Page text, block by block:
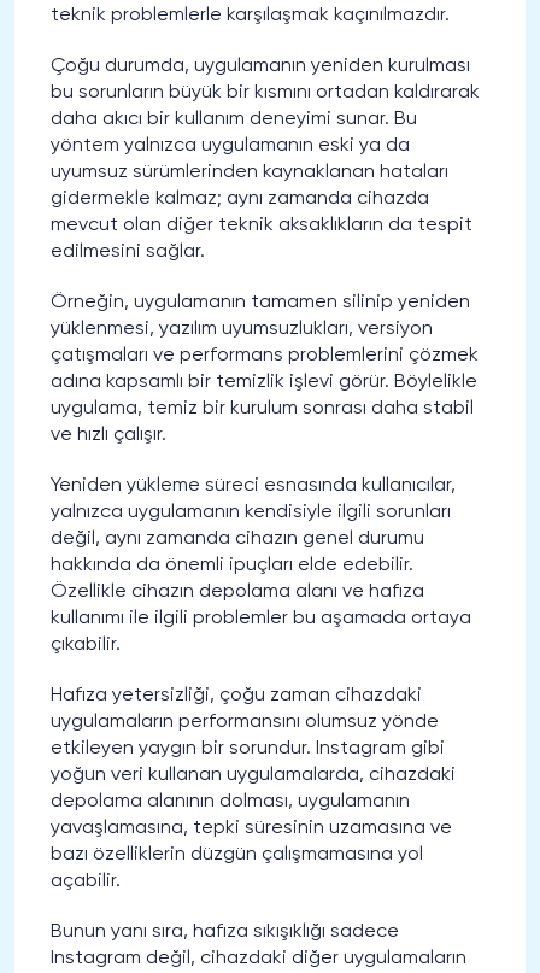
teknik problemlerle karşılaşmak kaçınılmazdır.
Çoğu durumda, uygulamanın yeniden kurulması
bu sorunların büyük bir kısmını ortadan kaldırarak
daha akıcı bir kullanım deneyimi sunar. Bu
yöntem yalnızca uygulamanın eski ya da
uyumsuz sürümlerinden kaynaklanan hataları
gidermekle kalmaz; aynı zamanda cihazda
mevcut olan diğer teknik aksaklıkların da tespit
edilmesini sağlar.
Örneğin, uygulamanın tamamen silinip yeniden
yüklenmesi, yazılım uyumsuzlukları, versiyon
çatışmaları ve performans problemlerini çözmek
adına kapsamlı bir temizlik işlevi görür. Böylelikle
uygulama, temiz bir kurulum sonrası daha stabil
ve hızlı çalışır.
Yeniden yükleme süreci esnasında kullanıcılar,
yalnızca uygulamanın kendisiyle ilgili sorunları
değil, aynı zamanda cihazın genel durumu
hakkında da önemli ipuçları elde edebilir.
Özellikle cihazın depolama alanı ve hafıza
kullanımı ile ilgili problemler bu aşamada ortaya
çıkabilir.
Hafıza yetersizliği, çoğu zaman cihazdaki
uygulamaların performansını olumsuz yönde
etkileyen yaygın bir sorundur. Instagram gibi
yoğun veri kullanan uygulamalarda, cihazdaki
depolama alanının dolması, uygulamanın
yavaşlamasına, tepki süresinin uzamasına ve
bazı özelliklerin düzgün çalışmamasına yol
açabilir.
Bunun yanı sıra, hafıza sıkışıklığı sadece
Instagram değil, cihazdaki diğer uygulamaların